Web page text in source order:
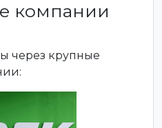
компании
через крупные